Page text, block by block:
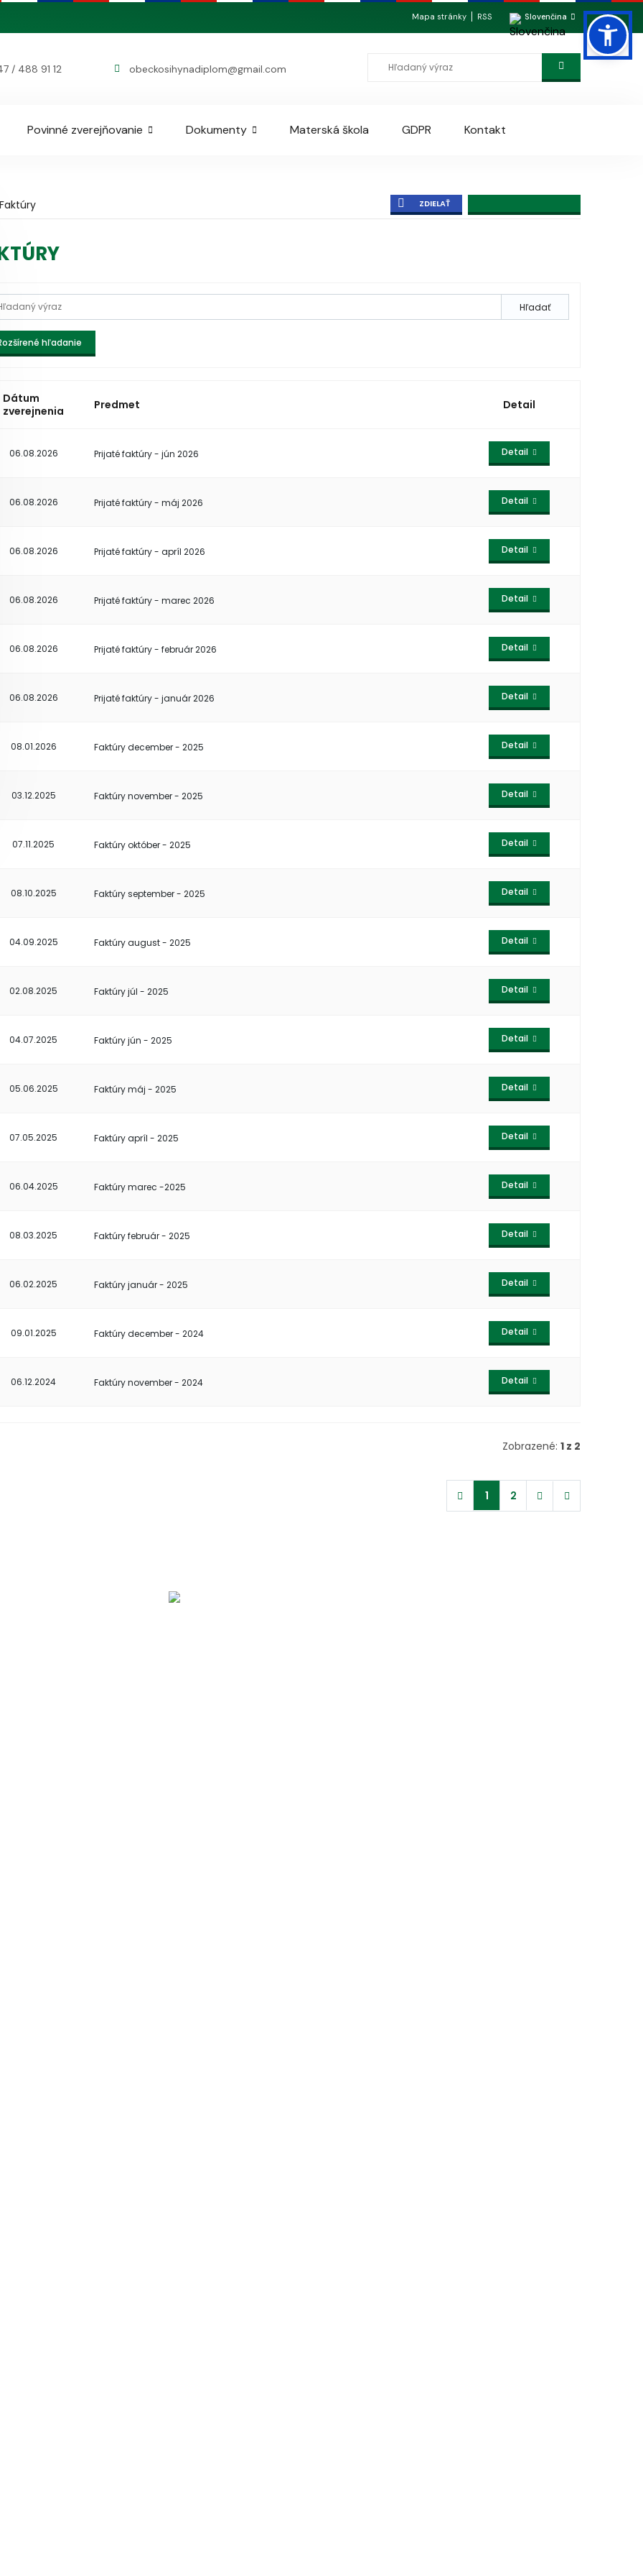
Mapa stránky RSS Slovenčina
/ 488 91 12 obeckosihynadiplom@gmail.com
Povinné zverejňovanie Dokumenty Materská škola GDPR Kontakt
Faktúry ZDIELAŤ
Hľadať
hľadanie
Dátum
zverejnenia
Predmet Detail
06.08.2026 Prijaté faktúry - jún 2026 Detail
06.08.2026 Prijaté faktúry - máj 2026 Detail
06.08.2026 Prijaté faktúry - apríl 2026 Detail
06.08.2026 Prijaté faktúry - marec 2026 Detail
06.08.2026 Prijaté faktúry - február 2026 Detail
06.08.2026 Prijaté faktúry - január 2026 Detail
08.01.2026 Faktúry december - 2025 Detail
03.12.2025 Faktúry november - 2025 Detail
07.11.2025 Faktúry október - 2025 Detail
08.10.2025 Faktúry september - 2025 Detail
04.09.2025 Faktúry august - 2025 Detail
02.08.2025 Faktúry júl - 2025 Detail
04.07.2025 Faktúry jún - 2025 Detail
05.06.2025 Faktúry máj - 2025 Detail
07.05.2025 Faktúry apríl - 2025 Detail
06.04.2025 Faktúry marec -2025 Detail
08.03.2025 Faktúry február - 2025 Detail
06.02.2025 Faktúry január - 2025 Detail
09.01.2025 Faktúry december - 2024 Detail
06.12.2024 Faktúry november - 2024 Detail
Zobrazené: 1 z 2
1 2